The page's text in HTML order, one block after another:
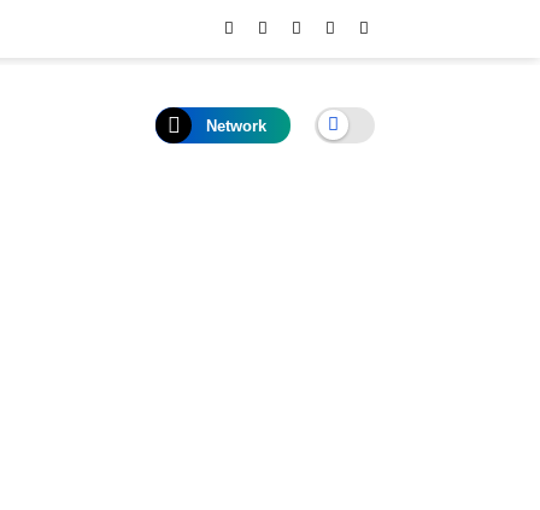
Network